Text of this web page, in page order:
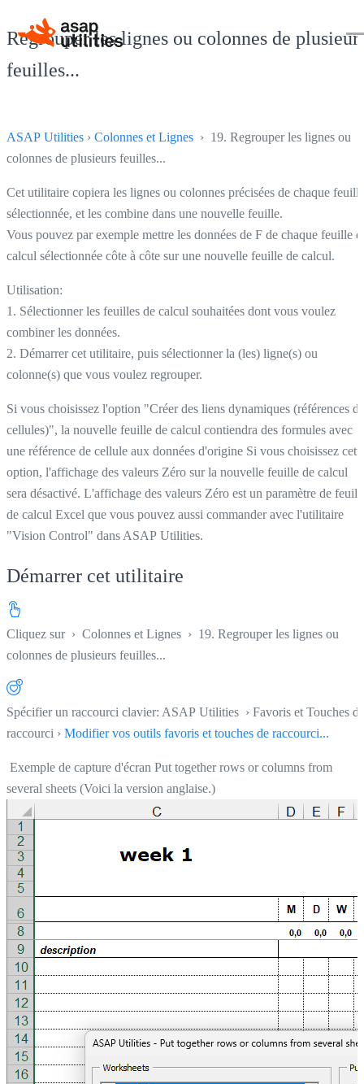
Regrouper les lignes ou colonnes de
feuilles...
ASAP Utilities › Colonnes et Lignes › 19. Regrouper les lignes ou
colonnes de plusieurs feuilles...
Cet utilitaire copiera les lignes ou colonnes précisées de chaque feuille
sélectionnée, et les combine dans une nouvelle feuille.
Vous pouvez par exemple mettre les données de F de chaque feuille
calcul sélectionnée côte à côte sur une nouvelle feuille de calcul.
Utilisation:
1. Sélectionner les feuilles de calcul souhaitées dont vous voulez
combiner les données.
2. Démarrer cet utilitaire, puis sélectionner la (les) ligne(s) ou
colonne(s) que vous voulez regrouper.
Si vous choisissez l'option "Créer des liens dynamiques (références de
cellules)", la nouvelle feuille de calcul contiendra des formules avec
une référence de cellule aux données d'origine Si vous choisissez
option, l'affichage des valeurs Zéro sur la nouvelle feuille de calcul
sera désactivé. L'affichage des valeurs Zéro est un paramètre de
de calcul Excel que vous pouvez aussi commander avec l'utilitaire
"Vision Control" dans ASAP Utilities.
Démarrer cet utilitaire
Cliquez sur › Colonnes et Lignes › 19. Regrouper les lignes ou
colonnes de plusieurs feuilles...
Spécifier un raccourci clavier: ASAP Utilities › Favoris et Touches de
raccourci › Modifier vos outils favoris et touches de raccourci...
Exemple de capture d'écran Put together rows or columns from
several sheets (Voici la version anglaise.)